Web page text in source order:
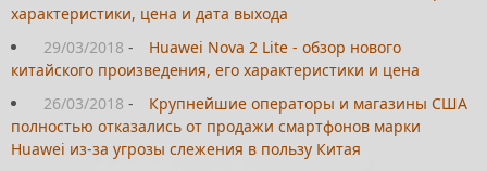
характеристики, цена и дата выхода
29/03/2018 -
Huawei Nova 2 Lite - обзор нового
китайского произведения, его характеристики и цена
26/03/2018 -
Крупнейшие операторы и магазины США
полностью отказались от продажи смартфонов марки
Huawei из-за угрозы слежения в пользу Китая